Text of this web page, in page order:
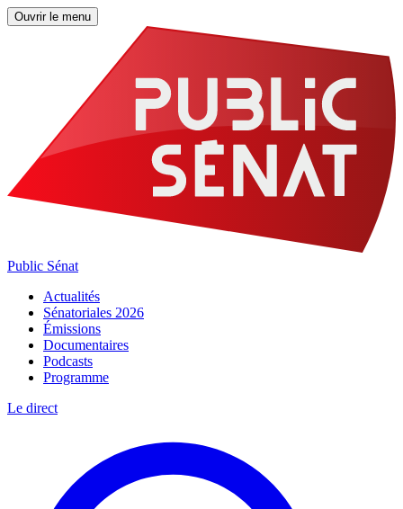
Ouvrir le menu
Public Sénat
Actualités
Sénatoriales 2026
Émissions
Documentaires
Podcasts
Programme
Le direct